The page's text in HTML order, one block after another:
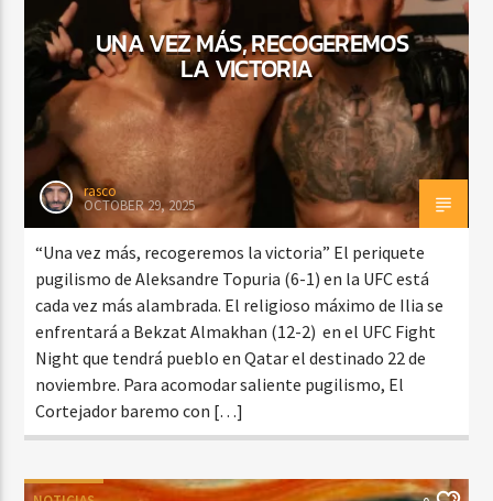
UNA VEZ MÁS, RECOGEREMOS
LA VICTORIA
rasco
OCTOBER 29, 2025
“Una vez más, recogeremos la victoria” El periquete
pugilismo de Aleksandre Topuria (6-1) en la UFC está
cada vez más alambrada. El religioso máximo de Ilia se
enfrentará a Bekzat Almakhan (12-2) en el UFC Fight
Night que tendrá pueblo en Qatar el destinado 22 de
noviembre. Para acomodar saliente pugilismo, El
Cortejador baremo con […]